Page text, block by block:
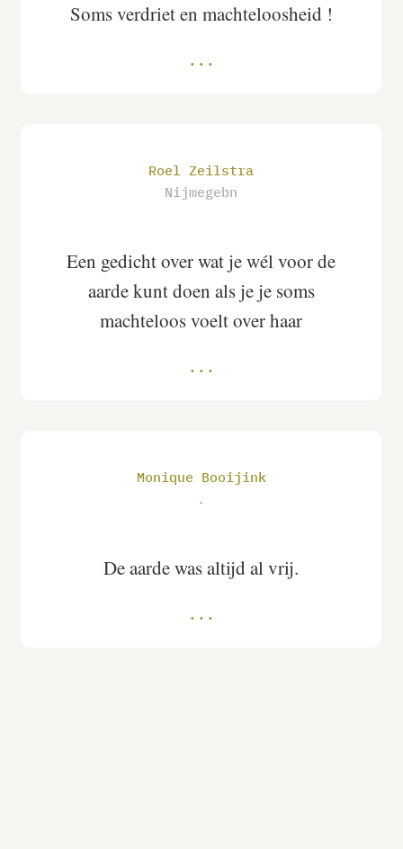
Soms verdriet en machteloosheid !
Roel Zeilstra
Nijmegebn
Een gedicht over wat je wél voor de
aarde kunt doen als je je soms
machteloos voelt over haar
Monique Booijink
.
De aarde was altijd al vrij.